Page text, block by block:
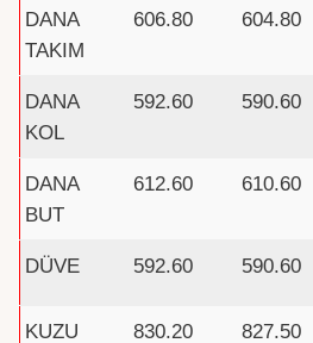
DANA
TAKIM
606.80 604.80
DANA
KOL
592.60 590.60
DANA
BUT
612.60 610.60
DÜVE 592.60 590.60
KUZU 830.20 827.50